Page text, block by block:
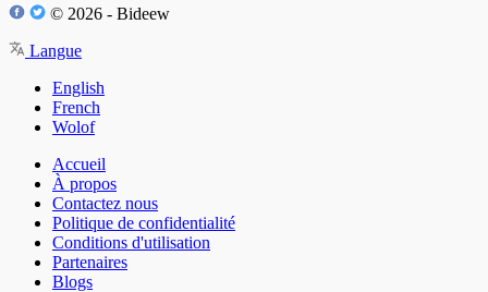
© 2026 - Bideew
Langue
English
French
Wolof
Accueil
À propos
Contactez nous
Politique de confidentialité
Conditions d'utilisation
Partenaires
Blogs